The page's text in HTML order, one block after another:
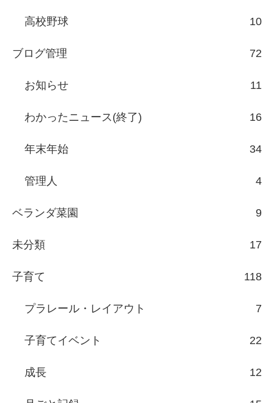
高校野球 10
ブログ管理 72
お知らせ 11
わかったニュース(終了) 16
年末年始 34
管理人 4
ベランダ菜園 9
未分類 17
子育て 118
プラレール・レイアウト 7
子育てイベント 22
成長 12